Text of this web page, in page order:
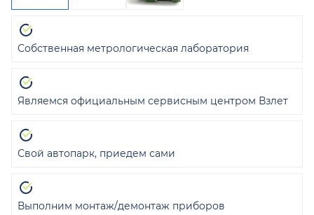
Собственная метрологическая лаборатория
Являемся официальным сервисным центром Взлет
Свой автопарк, приедем сами
Выполним монтаж/демонтаж приборов